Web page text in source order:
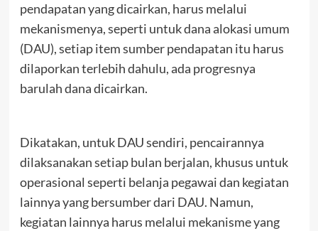
pendapatan yang dicairkan, harus melalui
mekanismenya, seperti untuk dana alokasi umum
(DAU), setiap item sumber pendapatan itu harus
dilaporkan terlebih dahulu, ada progresnya
barulah dana dicairkan.
Dikatakan, untuk DAU sendiri, pencairannya
dilaksanakan setiap bulan berjalan, khusus untuk
operasional seperti belanja pegawai dan kegiatan
lainnya yang bersumber dari DAU. Namun,
kegiatan lainnya harus melalui mekanisme yang